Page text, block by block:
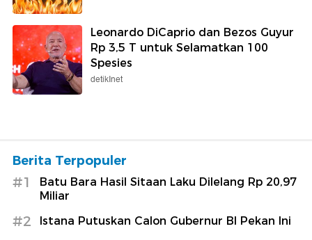
Leonardo DiCaprio dan Bezos Guyur
Rp 3,5 T untuk Selamatkan 100
Spesies
detikInet
Berita Terpopuler
#1
Batu Bara Hasil Sitaan Laku Dilelang Rp 20,97
Miliar
#2 Istana Putuskan Calon Gubernur BI Pekan Ini